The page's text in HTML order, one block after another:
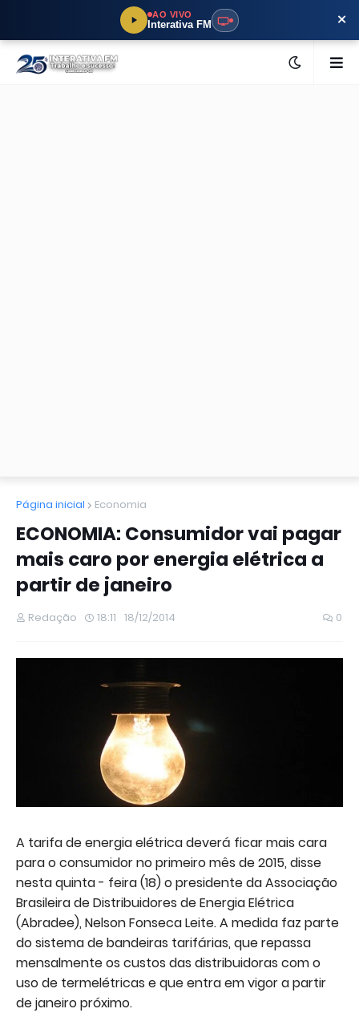
AO VIVO
Interativa FM ×
Página inicial Economia
ECONOMIA: Consumidor vai pagar
mais caro por energia elétrica a
partir de janeiro
Redação 18:11 18/12/2014 0
A tarifa de energia elétrica deverá ficar mais cara
para o consumidor no primeiro mês de 2015, disse
nesta quinta - feira (18) o presidente da Associação
Brasileira de Distribuidores de Energia Elétrica
(Abradee), Nelson Fonseca Leite. A medida faz parte
do sistema de bandeiras tarifárias, que repassa
mensalmente os custos das distribuidoras com o
uso de termelétricas e que entra em vigor a partir
de janeiro próximo.